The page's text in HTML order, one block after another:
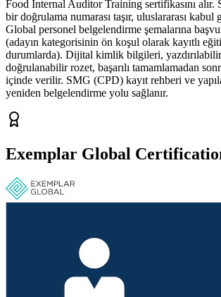
Food Internal Auditor Training sertifikasını alır.
bir doğrulama numarası taşır, uluslararası
Global personel belgelendirme şemalarına
(adayın kategorisinin ön koşul olarak kayıtlı
durumlarda). Dijital kimlik bilgileri,
doğrulanabilir rozet, başarılı tamamlamadan
içinde verilir. SMG (CPD) kayıt rehberi ve
yeniden belgelendirme yolu sağlanır.
Exemplar Global